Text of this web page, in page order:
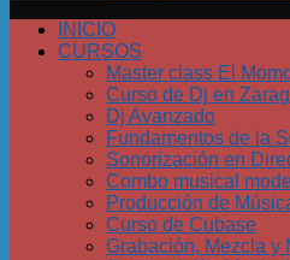
INICIO
CURSOS
Master class El
Curso de Dj en
Dj Avanzado
Fundamentos de la
Sonorización en
Combo musical
Producción de
Curso de Cubase
Grabación, Mezcla y